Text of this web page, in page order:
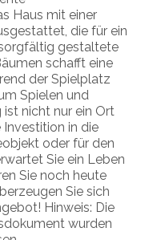
Haus mit einer
die für ein
gestaltete
schafft eine
der Spielplatz
Spielen und
nicht nur ein Ort
Investition in die
oder für den
Sie ein Leben
Sie noch heute
Sie sich
Hinweis: Die
wurden